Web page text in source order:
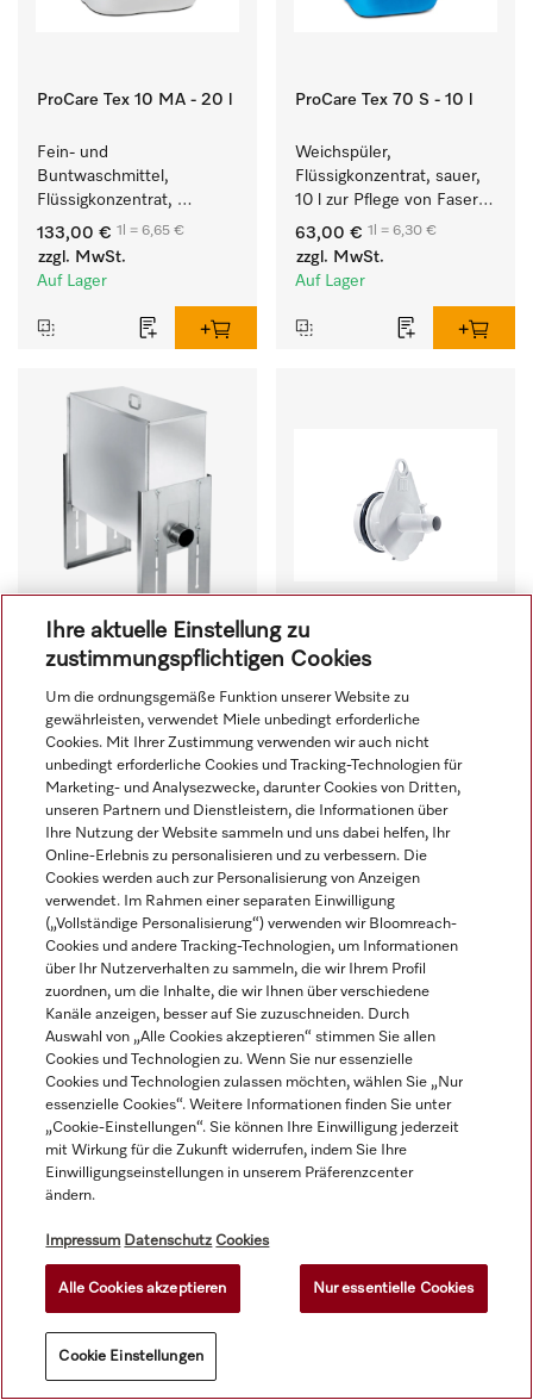
ProCare Tex 10 MA - 20 l
Fein- und
Buntwaschmittel,
Flüssigkonzentrat,
mildalkalisch, 20 l zur
Reinigung von
Buntwäsche und
133,00 € 1l = 6,65 €
zzgl. MwSt.
Auf Lager
ProCare Tex 70 S - 10 l
Weichspüler,
Flüssigkonzentrat, sauer,
10 l zur Pflege von Fasern
für eine langfristige
Geschmeidigkeit der
Textilien.
63,00 € 1l = 6,30 €
zzgl. MwSt.
Auf Lager
Flusenfilterkasten aus
Edelstahl zur Ausfilterung
von Flusen und groben
Partikeln aus der Lauge.
775,00 € zzgl. MwSt.
Dosieradapter für den
Anschluss von
Dosiersystemen mit
Wassereinspülung.
17,00 €zzgl. MwSt.
den direkten Anschluss
Flüssigkonzentrat, sauer,
Ihre aktuelle Einstellung zu
zustimmungspflichtigen Cookies
Um die ordnungsgemäße Funktion unserer Website zu
gewährleisten, verwendet Miele unbedingt erforderliche
Cookies. Mit Ihrer Zustimmung verwenden wir auch nicht
unbedingt erforderliche Cookies und Tracking-Technologien für
Marketing- und Analysezwecke, darunter Cookies von Dritten,
unseren Partnern und Dienstleistern, die Informationen über
Ihre Nutzung der Website sammeln und uns dabei helfen, Ihr
Online-Erlebnis zu personalisieren und zu verbessern. Die
Cookies werden auch zur Personalisierung von Anzeigen
verwendet. Im Rahmen einer separaten Einwilligung
(„Vollständige Personalisierung“) verwenden wir Bloomreach-
Cookies und andere Tracking-Technologien, um Informationen
über Ihr Nutzerverhalten zu sammeln, die wir Ihrem Profil
zuordnen, um die Inhalte, die wir Ihnen über verschiedene
Kanäle anzeigen, besser auf Sie zuzuschneiden. Durch
Auswahl von „Alle Cookies akzeptieren“ stimmen Sie allen
Cookies und Technologien zu. Wenn Sie nur essenzielle
Cookies und Technologien zulassen möchten, wählen Sie „Nur
essenzielle Cookies“. Weitere Informationen finden Sie unter
„Cookie-Einstellungen“. Sie können Ihre Einwilligung jederzeit
mit Wirkung für die Zukunft widerrufen, indem Sie Ihre
Einwilligungseinstellungen in unserem Präferenzcenter
ändern.
Impressum Datenschutz Cookies
Alle Cookies akzeptieren Nur essentielle Cookies
Cookie Einstellungen